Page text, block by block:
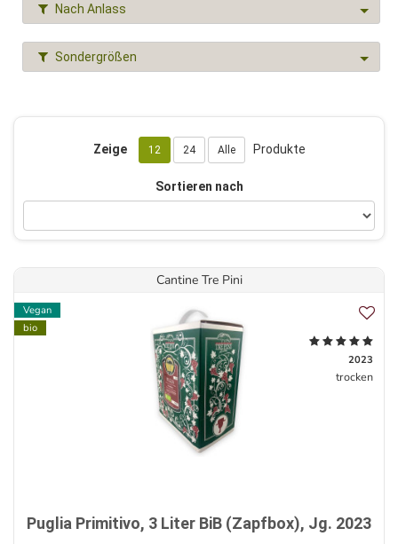
Nach Anlass
Sondergrößen
Zeige 12 24 Alle Produkte
Sortieren nach
Cantine Tre Pini
Vegan
bio
2023
trocken
Puglia Primitivo, 3 Liter BiB (Zapfbox), Jg. 2023